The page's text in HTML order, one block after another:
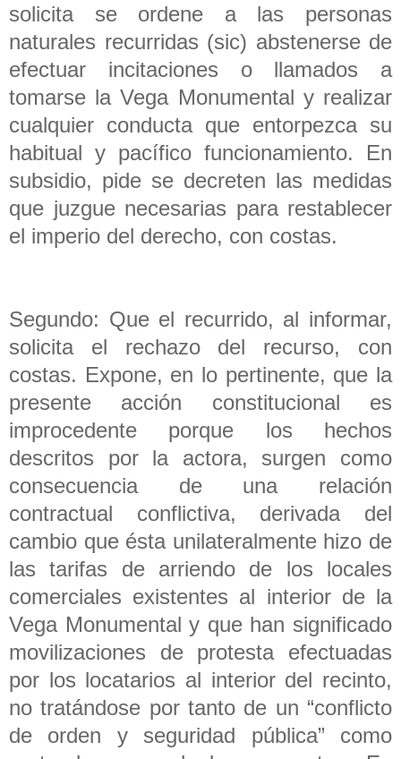
solicita se ordene a las personas
naturales recurridas (sic) abstenerse de
efectuar incitaciones o llamados a
tomarse la Vega Monumental y realizar
cualquier conducta que entorpezca su
habitual y pacífico funcionamiento. En
subsidio, pide se decreten las medidas
que juzgue necesarias para restablecer
el imperio del derecho, con costas.
Segundo: Que el recurrido, al informar,
solicita el rechazo del recurso, con
costas. Expone, en lo pertinente, que la
presente acción constitucional es
improcedente porque los hechos
descritos por la actora, surgen como
consecuencia de una relación
contractual conflictiva, derivada del
cambio que ésta unilateralmente hizo de
las tarifas de arriendo de los locales
comerciales existentes al interior de la
Vega Monumental y que han significado
movilizaciones de protesta efectuadas
por los locatarios al interior del recinto,
no tratándose por tanto de un “conflicto
de orden y seguridad pública” como